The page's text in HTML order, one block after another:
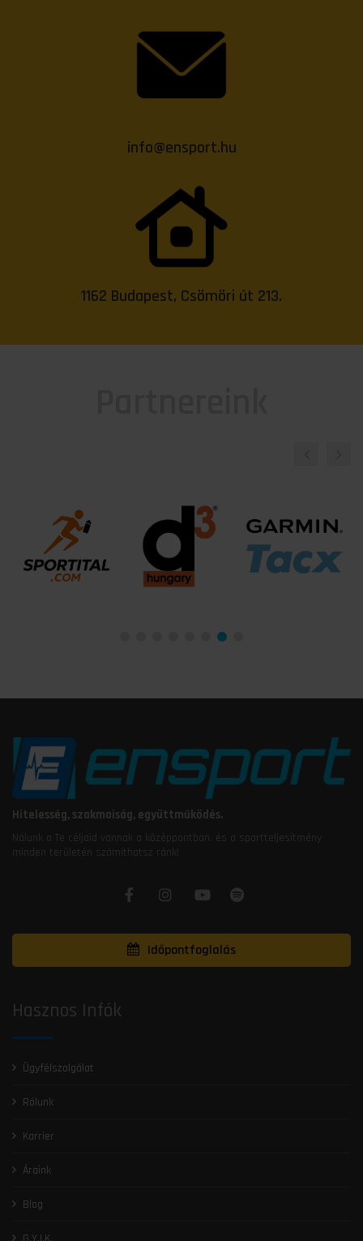
info@ensport.hu
1162 Budapest, Csömöri út 213.
Hitelesség, szakmaiság, együttműködés.
Nálunk a Te céljaid vannak a középpontban, és a sportteljesítmény
minden területén számíthatsz ránk!
Időpontfoglalás
Hasznos Infók
Ügyfélszolgálat
Rólunk
Karrier
Áraink
Blog